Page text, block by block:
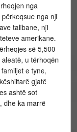
nga
nga nji
talibane, nji
amerikane.
së 5,500
u tërhoqën
e tyne,
gjatë
ashtë sot
dhe ka marrë